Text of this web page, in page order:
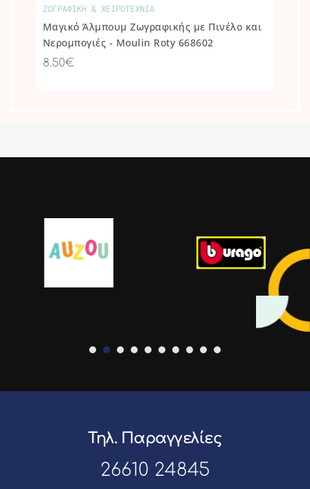
ΖΩΓΡΑΦΙΚΗ & ΧΕΙΡΟΤΕΧΝΙΑ
Μαγικό Άλμπουμ Ζωγραφικής με Πινέλο και
Νερομπογιές - Moulin Roty 668602
8.50€
Τηλ. Παραγγελίες
26610 24845